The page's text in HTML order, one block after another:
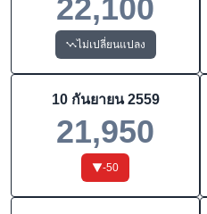
22,100
ไม่เปลี่ยนแปลง
10 กันยายน 2559
21,950
-50